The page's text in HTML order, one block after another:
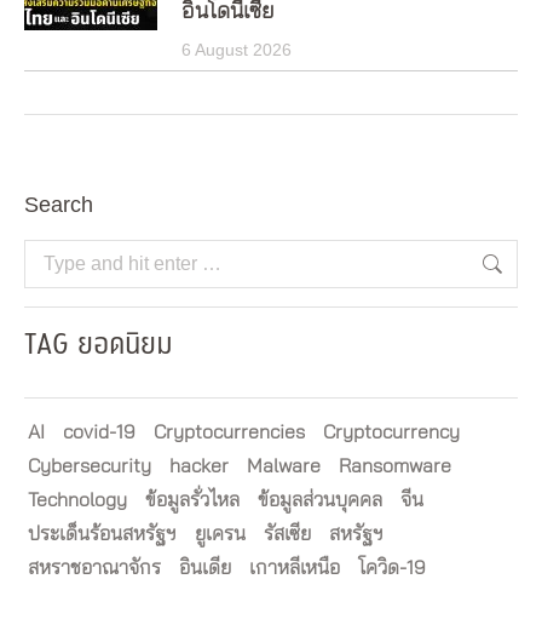
อินโดนีเซีย
6 August 2026
Search
Search:
TAG ยอดนิยม
AI covid-19 Cryptocurrencies
Cryptocurrency
Cybersecurity
hacker Malware
Ransomware
Technology
ข้อมูลรั่วไหล ข้อมูลส่วนบุคคล
จีน
ประเด็นร้อนสหรัฐฯ
ยูเครน รัสเซีย
สหรัฐฯ
สหราชอาณาจักร
อินเดีย เกาหลีเหนือ โควิด-19